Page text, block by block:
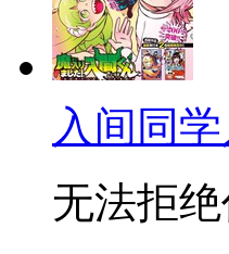
入间同
无法拒